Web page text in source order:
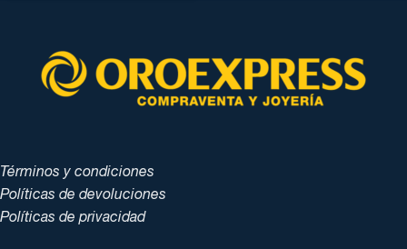
Términos y condiciones
Políticas de devoluciones
Políticas de privacidad